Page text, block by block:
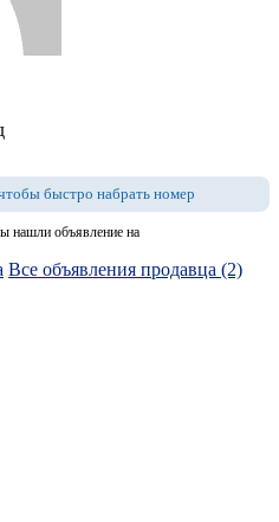
быстро набрать номер
нашли объявление на
Все объявления продавца (2)